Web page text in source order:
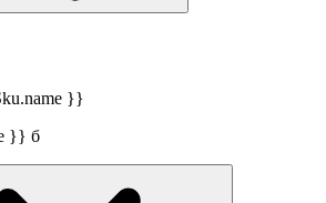
}}
}} б